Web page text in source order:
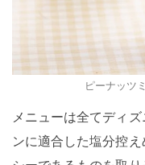
ピーナッツ
メニューは全てディ
ンに適合した塩分控